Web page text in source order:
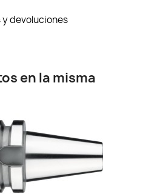
y devoluciones
en la misma